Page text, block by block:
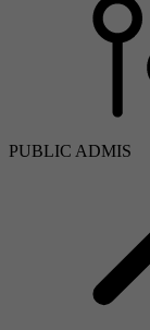
PUBLIC ADMIS